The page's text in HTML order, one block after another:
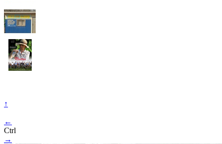
↑
←
Ctrl
→